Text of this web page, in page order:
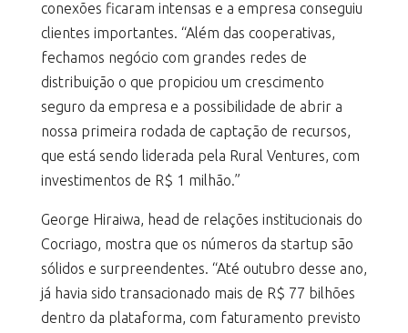
conexões ficaram intensas e a empresa conseguiu
clientes importantes. “Além das cooperativas,
fechamos negócio com grandes redes de
distribuição o que propiciou um crescimento
seguro da empresa e a possibilidade de abrir a
nossa primeira rodada de captação de recursos,
que está sendo liderada pela Rural Ventures, com
investimentos de R$ 1 milhão.”
George Hiraiwa, head de relações institucionais do
Cocriago, mostra que os números da startup são
sólidos e surpreendentes. “Até outubro desse ano,
já havia sido transacionado mais de R$ 77 bilhões
dentro da plataforma, com faturamento previsto